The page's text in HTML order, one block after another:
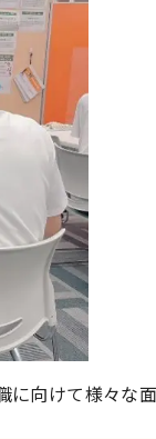
向けて様々な面